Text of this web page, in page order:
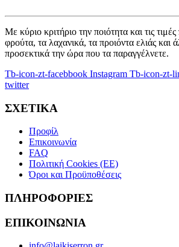
Με κύριο κριτήριο την ποιότητα και τις
φρούτα, τα λαχανικά, τα προιόντα ελιάς και
προσεκτικά την ώρα που τα παραγγέλνετε.
Tb-icon-zt-facebbook Instagram Tb-icon-zt-
twitter
ΣΧΕΤΙΚΑ
Προφίλ
Επικοινωνία
FAQ
Πολιτική Cookies (ΕΕ)
Όροι και Προϋποθέσεις
ΠΛΗΡΟΦΟΡΙΕΣ
ΕΠΙΚΟΙΝΩΝΙΑ